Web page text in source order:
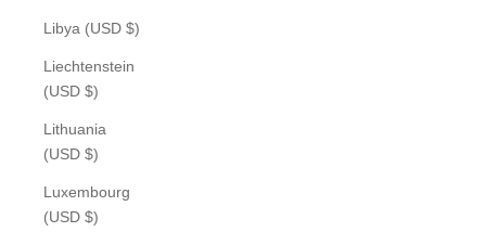
Libya (USD $)
Liechtenstein
(USD $)
Lithuania
(USD $)
Luxembourg
(USD $)